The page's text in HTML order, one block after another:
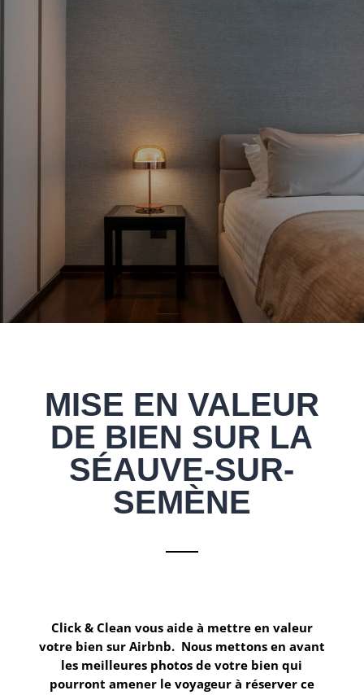
MISE EN VALEUR
DE BIEN SUR LA
SÉAUVE-SUR-
SEMÈNE
Click & Clean vous aide à mettre en valeur
votre bien sur Airbnb. Nous mettons en avant
les meilleures photos de votre bien qui
pourront amener le voyageur à réserver ce